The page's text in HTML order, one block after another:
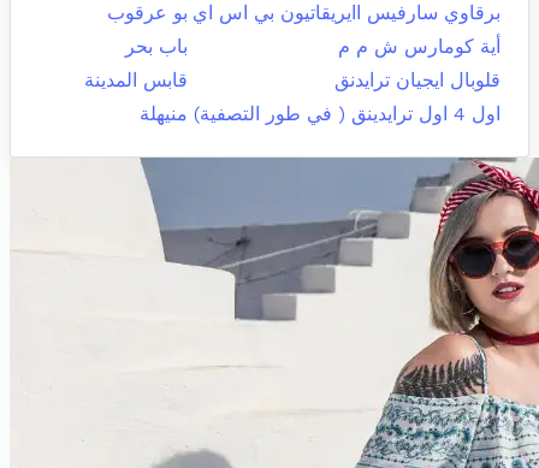
برقاوي سارفيس اايريقاتيون بي اس اي بو عرقوب
أية كومارس ش م م
باب بحر
قلوبال ايجيان ترايدنق
قابس المدينة
اول 4 اول ترايدينق ( في طور التصفية)
منيهلة